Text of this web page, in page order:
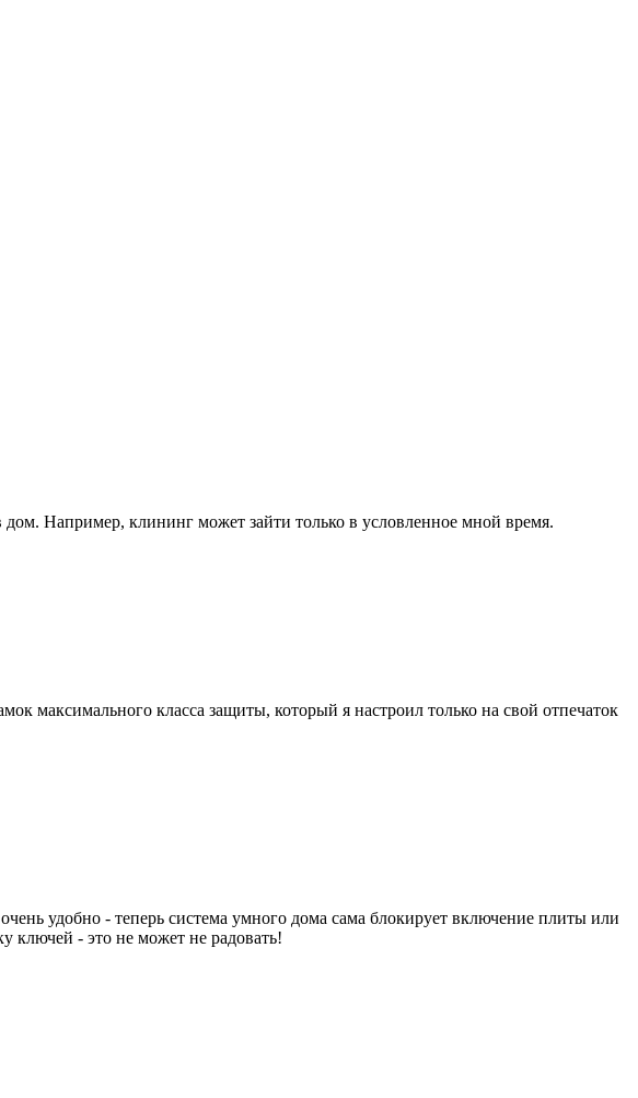
Например, клининг может зайти только в условленное мной время.
максимального класса защиты, который я настроил только на свой отпечаток
удобно - теперь система умного дома сама блокирует включение плиты или
ключей - это не может не радовать!